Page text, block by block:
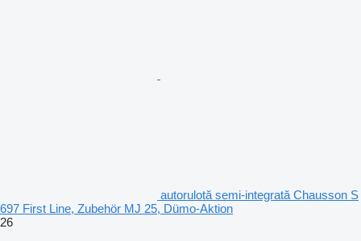
autorulotă semi-integrată Chausson S
697 First Line, Zubehör MJ 25, Dümo-Aktion
26